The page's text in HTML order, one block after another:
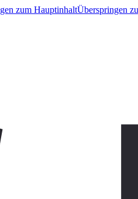
zum HauptinhaltÜberspringen